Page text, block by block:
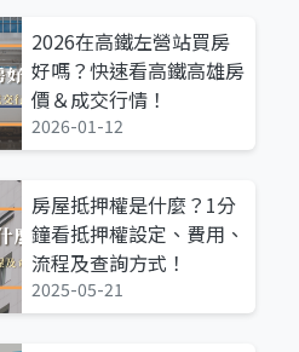
2026在高鐵左營站買房
好嗎？快速看高鐵高雄房
價＆成交行情！
2026-01-12
房屋抵押權是什麼？1分
鐘看抵押權設定、費用、
流程及查詢方式！
2025-05-21